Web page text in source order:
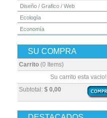
Diseño / Grafico / Web
Ecología
Economía
Electrónica
Estadística
Física
Higiene y Seguridad
SU COMPRA
Carrito (0 Items)
Subtotal: $ 0,00
Su carrito esta vacio!